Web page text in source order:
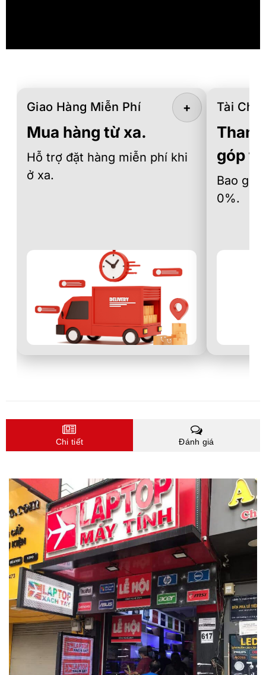
Giao Hàng Miễn Phí
Mua hàng từ xa.
Hỗ trợ đặt hàng miễn phí khi
ở xa.
+ Tài
góp
Bao
0%.
Chi tiết Đánh giá